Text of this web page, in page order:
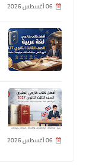
06 أغسطس 2026
06 أغسطس 2026